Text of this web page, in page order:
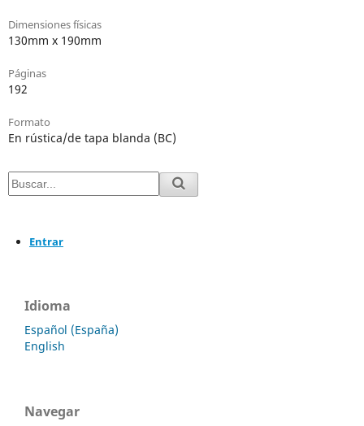
Dimensiones físicas
130mm x 190mm
Páginas
192
Formato
En rústica/de tapa blanda (BC)
Entrar
Idioma
Español (España)
English
Navegar